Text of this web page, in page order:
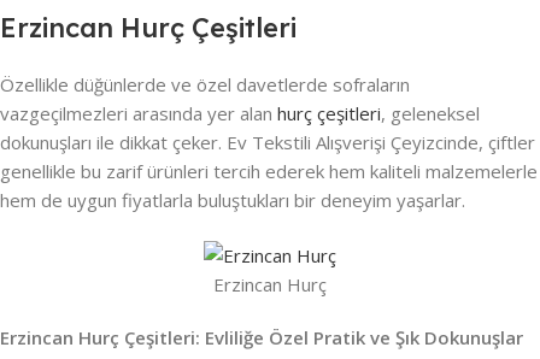
Erzincan Hurç Çeşitleri
Özellikle düğünlerde ve özel davetlerde sofraların
vazgeçilmezleri arasında yer alan hurç çeşitleri, geleneksel
dokunuşları ile dikkat çeker. Ev Tekstili Alışverişi Çeyizcinde, çiftler
genellikle bu zarif ürünleri tercih ederek hem kaliteli malzemelerle
hem de uygun fiyatlarla buluştukları bir deneyim yaşarlar.
Erzincan Hurç
Erzincan Hurç Çeşitleri: Evliliğe Özel Pratik ve Şık Dokunuşlar